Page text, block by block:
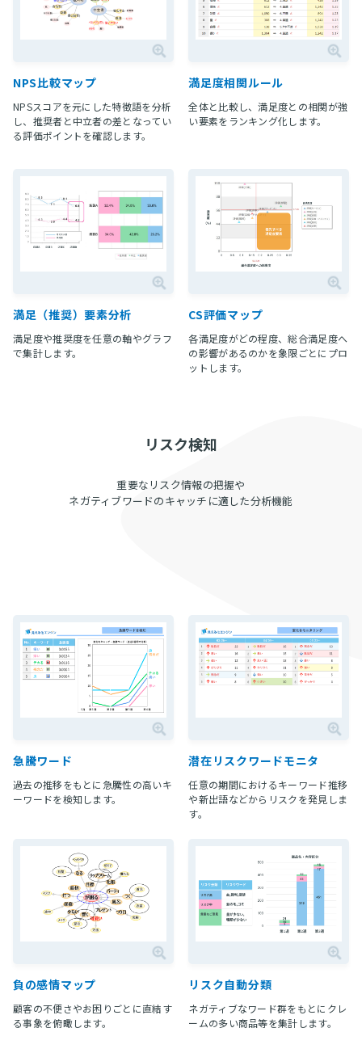
NPS比較マップ
NPSスコアを元にした特徴語を分析
し、推奨者と中立者の差となってい
る評価ポイントを確認します。
満足度相関ルール
全体と比較し、満足度との相関が強
い要素をランキング化します。
満足（推奨）要素分析
満足度や推奨度を任意の軸やグラフ
で集計します。
CS評価マップ
各満足度がどの程度、総合満足度へ
の影響があるのかを象限ごとにプロ
ットします。
リスク検知
重要なリスク情報の把握や
ネガティブワードのキャッチに適した分析機能
急騰ワード
過去の推移をもとに急騰性の高いキ
ーワードを検知します。
潜在リスクワードモニタ
任意の期間におけるキーワード推移
や新出語などからリスクを発見しま
す。
負の感情マップ
顧客の不便さやお困りごとに直結す
る事象を俯瞰します。
リスク自動分類
ネガティブなワード群をもとにクレ
ームの多い商品等を集計します。